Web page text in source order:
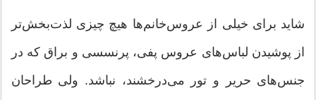
شاید برای خیلی از عروس‌خانم‌ها هیچ چیزی لذت‌بخش‌تر
از پوشیدن لباس‌های عروس پفی، پرنسسی و براق که در
جنس‌های حریر و تور می‌درخشند، نباشد. ولی طراحان